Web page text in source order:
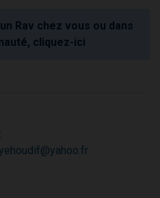
Rav chez vous ou dans
cliquez-ici